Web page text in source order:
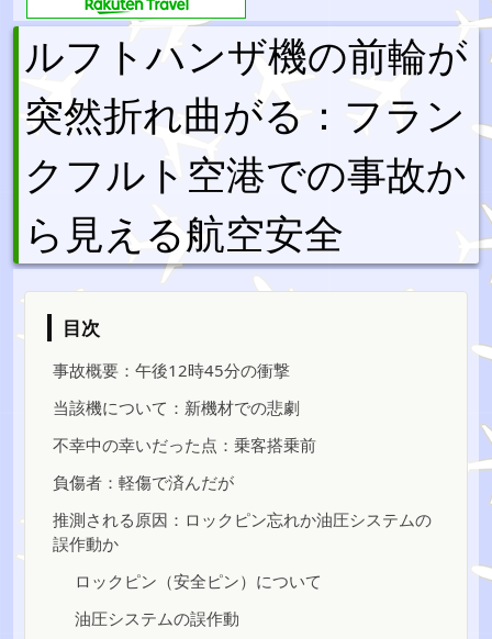
ルフトハンザ機の前輪が
突然折れ曲がる：フラン
クフルト空港での事故か
ら見える航空安全
目次
事故概要：午後12時45分の衝撃
当該機について：新機材での悲劇
不幸中の幸いだった点：乗客搭乗前
負傷者：軽傷で済んだが
推測される原因：ロックピン忘れか油圧システムの
誤作動か
ロックピン（安全ピン）について
油圧システムの誤作動